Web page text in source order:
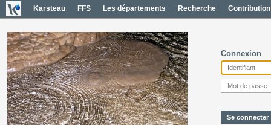
Karsteau FFS Les départements Recherche Contribution
Connexion